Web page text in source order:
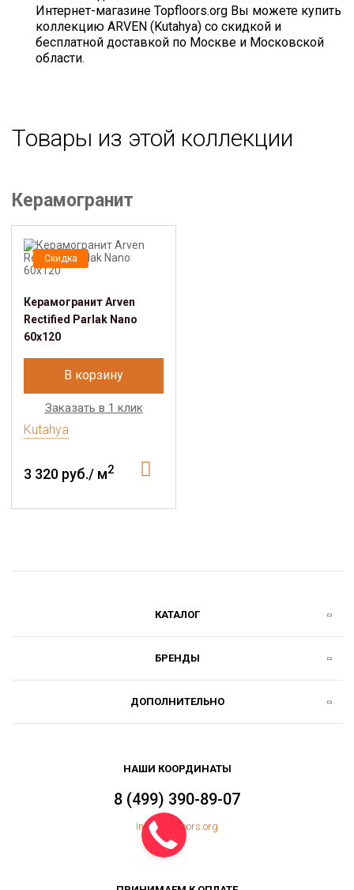
Интернет-магазине Topfloors.org Вы можете купить
коллекцию ARVEN (Kutahya) со скидкой и
бесплатной доставкой по Москве и Московской
области.
Товары из этой коллекции
Керамогранит
Скидка
Керамогранит Arven
Rectified Parlak Nano
60х120
В корзину
Заказать в 1 клик
Kutahya
3 320 руб./ м2
КАТАЛОГ
БРЕНДЫ
ДОПОЛНИТЕЛЬНО
НАШИ КООРДИНАТЫ
8 (499) 390-89-07
Info@topfloors.org